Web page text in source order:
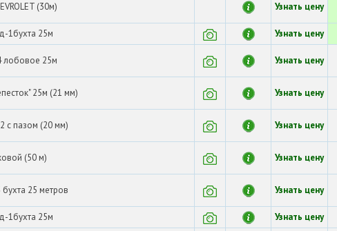
(30м) Узнать цену
1бухта 25м Узнать цену
лобовое 25м Узнать цену
25м (21 мм) Узнать цену
с пазом (20 мм) Узнать цену
(50 м) Узнать цену
25 метров Узнать цену
1бухта 25м Узнать цену